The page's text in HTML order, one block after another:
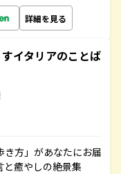
詳細を見る
イタリアのことば
方」があなたにお届
と癒やしの絶景集